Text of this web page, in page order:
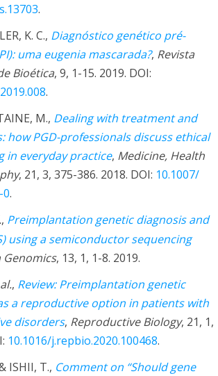
.
K. C., Diagnóstico genético pré-
uma eugenia mascarada?, Revista
Bioética, 9, 1-15. 2019. DOI:
.
M., Dealing with treatment and
how PGD-professionals discuss ethical
in everyday practice, Medicine, Health
, 21, 3, 375-386. 2018. DOI: 10.1007/
0.
, Preimplantation genetic diagnosis and
using a semiconductor sequencing
Genomics, 13, 1, 1-8. 2019.
, Review: Preimplantation genetic
a reproductive option in patients with
disorders, Reproductive Biology, 21, 1,
10.1016/j.repbio.2020.100468.
ISHII, T., Comment on “Should gene